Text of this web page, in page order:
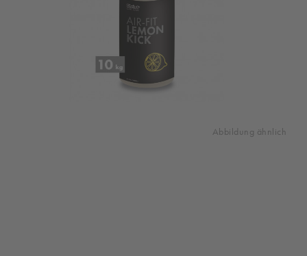
Abbildung ähnlich